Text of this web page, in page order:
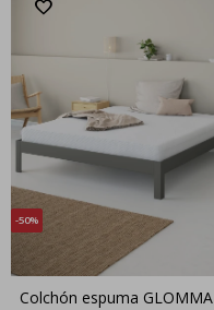
50
Colchón espuma GLOMMA